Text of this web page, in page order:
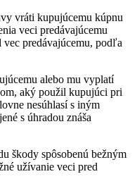
vráti kupujúcemu kúpnu
veci predávajúcemu
vec predávajúcemu, podľa
alebo mu vyplatí
aký použil kupujúci pri
nesúhlasí s iným
s úhradou znáša
škody spôsobenú bežným
užívanie veci pred